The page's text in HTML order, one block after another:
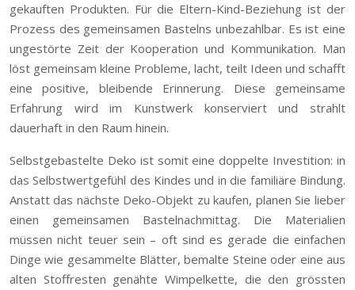
gekauften Produkten. Für die Eltern-Kind-Beziehung ist der
Prozess des gemeinsamen Bastelns unbezahlbar. Es ist eine
ungestörte Zeit der Kooperation und Kommunikation. Man
löst gemeinsam kleine Probleme, lacht, teilt Ideen und schafft
eine positive, bleibende Erinnerung. Diese gemeinsame
Erfahrung wird im Kunstwerk konserviert und strahlt
dauerhaft in den Raum hinein.
Selbstgebastelte Deko ist somit eine doppelte Investition: in
das Selbstwertgefühl des Kindes und in die familiäre Bindung.
Anstatt das nächste Deko-Objekt zu kaufen, planen Sie lieber
einen gemeinsamen Bastelnachmittag. Die Materialien
müssen nicht teuer sein – oft sind es gerade die einfachen
Dinge wie gesammelte Blätter, bemalte Steine oder eine aus
alten Stoffresten genähte Wimpelkette, die den grössten